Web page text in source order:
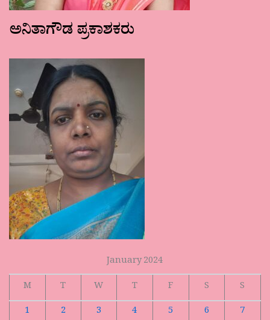
ಅನಿತಾಗೌಡ ಪ್ರಕಾಶಕರು
January 2024
M
T W T F S
S
1
2 3 4 5 6
7